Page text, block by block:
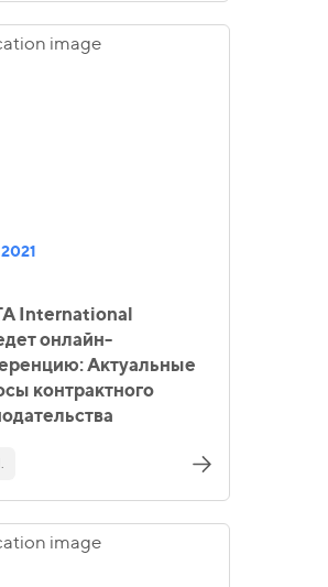
International
онлайн-
Актуальные
контрактного